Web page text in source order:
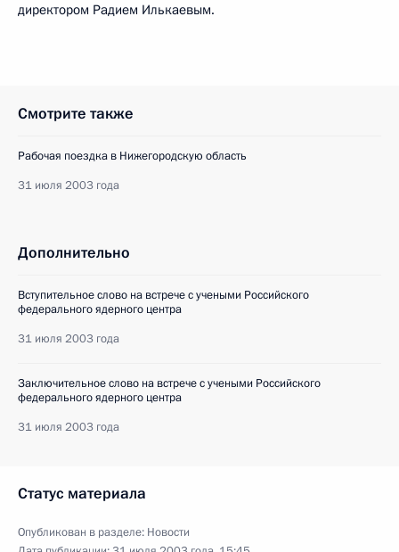
директором Радием Илькаевым.
Смотрите также
Рабочая поездка в Нижегородскую область
31 июля 2003 года
Дополнительно
Вступительное слово на встрече с учеными Российского
федерального ядерного центра
31 июля 2003 года
Заключительное слово на встрече с учеными Российского
федерального ядерного центра
31 июля 2003 года
Статус материала
Опубликован в разделе: Новости